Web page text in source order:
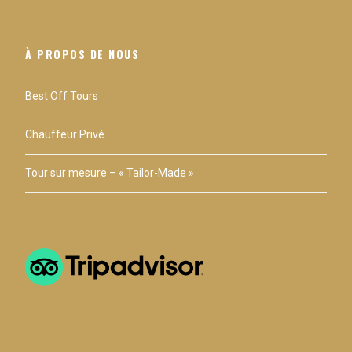
Équipements et vêtements
Aucun équipement ou vêtement spécial n'est
confortables. Un écran solaire et un chapeau, ou
À PROPOS DE NOUS
Best Off Tours
Chauffeur Privé
Tour sur mesure – « Tailor-Made »